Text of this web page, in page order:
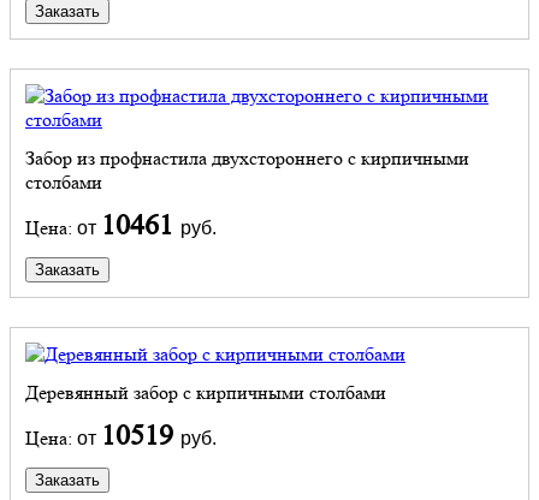
Заказать
Забор из профнастила двухстороннего с кирпичными
столбами
Цена: от 10461 руб.
Заказать
Деревянный забор с кирпичными столбами
Цена: от 10519 руб.
Заказать